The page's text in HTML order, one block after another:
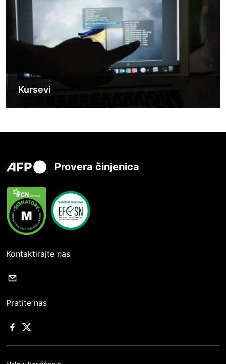
Kursevi
Provera činjenica
Kontaktirajte nas
Pratite nas